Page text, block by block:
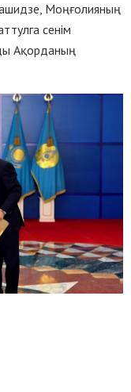
Моңғолияның
сенім
Ақорданың